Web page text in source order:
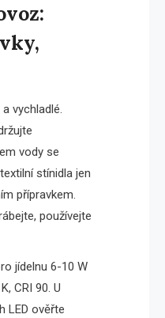
vychladlé.
vody se
stínidla jen
přípravkem.
používejte
jídelnu 6-10 W
CRI 90. U
LED ověřte